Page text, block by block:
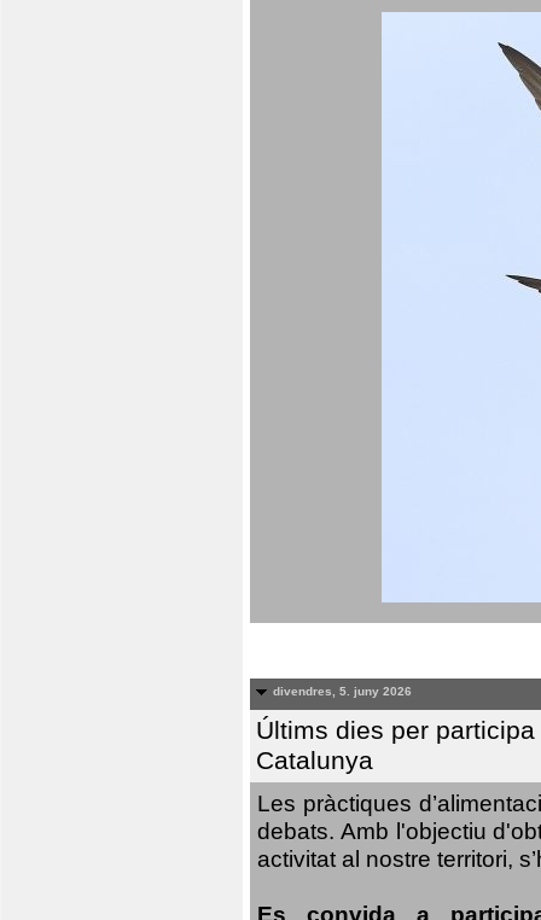
divendres, 5. juny 2026
Últims dies per
Catalunya
Les pràctiques
debats. Amb l'objectiu
activitat al nostre territori,
Es convida a